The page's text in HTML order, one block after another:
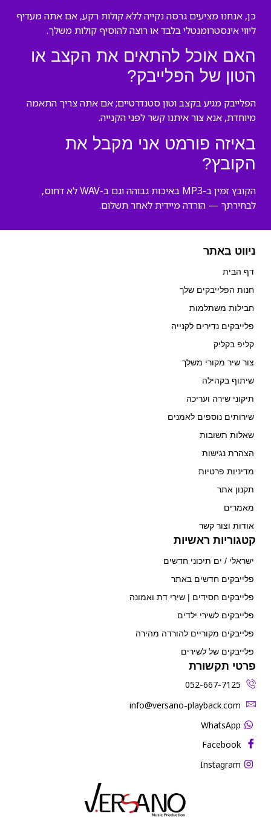
כן, אנחנו מציעים גרסה נקייה ללא קולות רקע, אם אתה מעדיף
ליווי אינסטרומנטלי בלבד או רוצה להוסיף קולות משלך.
האם אוכל להתאים את הקצב או
הטון של הפלייבק?
הפלייבק מגיע בקצב וטון סטנדרטיים; אם אתה צריך התאמה
מיוחדת, אנא צור איתנו קשר לפני הקנייה.
באיזה פורמט אני מקבל את
הקובץ?
הקובץ זמין ב-MP3 באיכות גבוהה וגם ב-WAV לא דחוס,
לבחירתך — הורדה מיידית לאחר תשלום.
ניווט באתר
דף הבית
חנות הפלייבקים שלך
חבילות משתלמות
פלייבקים נדירים לקנייה
קליפ בקליק
צור שיר מקורי משלך
שיתוף בקהילה
תיקוני שירה ועריכה
שירותים נוספים לאמנים
שאלות תשובות
הצהרת נגישות
מדיניות פרטיות
תקנון אתר
מאמרים
אודות וצור קשר
קטגוריות ראשיות
ישראלי / ים תיכוני חדשים
פלייבקים חדשים באתר
פלייבקים חסידים | שירי דת ואמונה
פלייבקים לשירי ילדים
פלייבקים מקוריים להורדה מהירה
פלייבקים של לשירים
פרטי תקשורת
052-667-7125
‫info@versano-playback.com‬
WhatsApp
Facebook
Instagram